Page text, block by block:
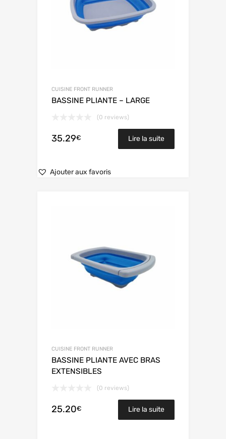
CUISINE FRONT RUNNER
BASSINE PLIANTE – LARGE
(0 reviews)
35.29€ Lire la suite
Ajouter aux favoris
CUISINE FRONT RUNNER
BASSINE PLIANTE AVEC BRAS
EXTENSIBLES
(0 reviews)
25.20€ Lire la suite